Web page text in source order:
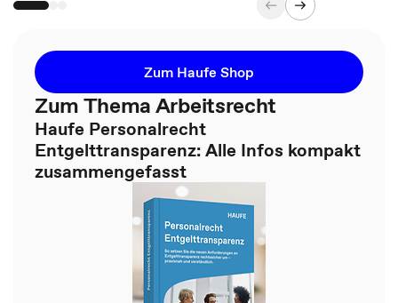
Zum Haufe Shop
Zum Thema Arbeitsrecht
Haufe Personalrecht
Entgelttransparenz: Alle Infos kompakt
zusammengefasst